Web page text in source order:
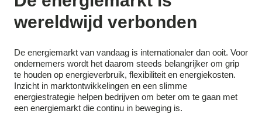
wereldwijd verbonden
De energiemarkt van vandaag is internationaler dan ooit. Voor
ondernemers wordt het daarom steeds belangrijker om grip
te houden op energieverbruik, flexibiliteit en energiekosten.
Inzicht in marktontwikkelingen en een slimme
energiestrategie helpen bedrijven om beter om te gaan met
een energiemarkt die continu in beweging is.